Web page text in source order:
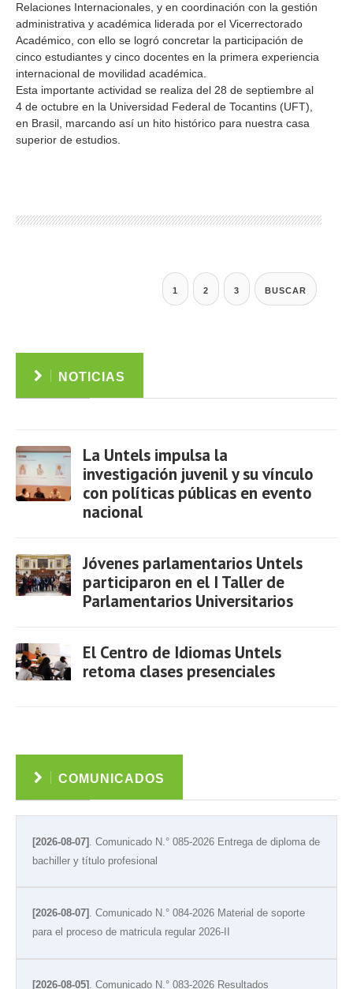
Relaciones Internacionales, y en coordinación con la gestión
administrativa y académica liderada por el Vicerrectorado
Académico, con ello se logró concretar la participación de
cinco estudiantes y cinco docentes en la primera experiencia
internacional de movilidad académica.
Esta importante actividad se realiza del 28 de septiembre al
4 de octubre en la Universidad Federal de Tocantins (UFT),
en Brasil, marcando así un hito histórico para nuestra casa
superior de estudios.
1 2 3 BUSCAR
NOTICIAS
La Untels impulsa la
investigación juvenil y su vínculo
con políticas públicas en evento
nacional
Jóvenes parlamentarios Untels
participaron en el I Taller de
Parlamentarios Universitarios
El Centro de Idiomas Untels
retoma clases presenciales
COMUNICADOS
[2026-08-07]
. Comunicado N.° 085-2026 Entrega de diploma de
bachiller y título profesional
[2026-08-07] . Comunicado N.° 084-2026 Material de soporte
para el proceso de matricula regular 2026-II
[2026-08-05] . Comunicado N.° 083-2026 Resultados